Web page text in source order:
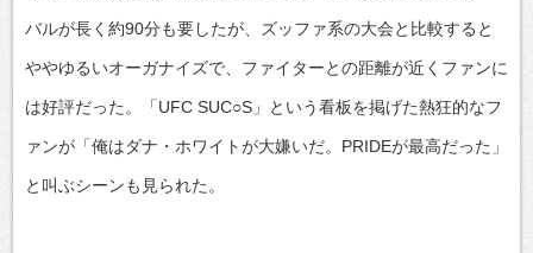
バルが長く約90分も要したが、ズッファ系の大会と比較すると
ややゆるいオーガナイズで、ファイターとの距離が近くファンに
は好評だった。「UFC SUC○S」という看板を掲げた熱狂的なフ
ァンが「俺はダナ・ホワイトが大嫌いだ。PRIDEが最高だった」
と叫ぶシーンも見られた。